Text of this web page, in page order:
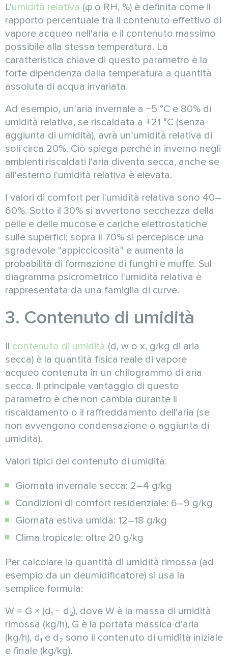
L'umidità relativa (φ o RH, %) è definita come il
rapporto percentuale tra il contenuto effettivo di
vapore acqueo nell'aria e il contenuto massimo
possibile alla stessa temperatura. La
caratteristica chiave di questo parametro è la
forte dipendenza dalla temperatura a quantità
assoluta di acqua invariata.
Ad esempio, un'aria invernale a −5 °C e 80% di
umidità relativa, se riscaldata a +21 °C (senza
aggiunta di umidità), avrà un'umidità relativa di
soli circa 20%. Ciò spiega perché in inverno negli
ambienti riscaldati l'aria diventa secca, anche se
all'esterno l'umidità relativa è elevata.
I valori di comfort per l'umidità relativa sono 40–
60%. Sotto il 30% si avvertono secchezza della
pelle e delle mucose e cariche elettrostatiche
sulle superfici; sopra il 70% si percepisce una
sgradevole "appiccicosità" e aumenta la
probabilità di formazione di funghi e muffe. Sul
diagramma psicrometrico l'umidità relativa è
rappresentata da una famiglia di curve.
3. Contenuto di umidità
Il contenuto di umidità (d, w o x, g/kg di aria
secca) è la quantità fisica reale di vapore
acqueo contenuta in un chilogrammo di aria
secca. Il principale vantaggio di questo
parametro è che non cambia durante il
riscaldamento o il raffreddamento dell'aria (se
non avvengono condensazione o aggiunta di
umidità).
Valori tipici del contenuto di umidità:
Giornata invernale secca: 2–4 g/kg
Condizioni di comfort residenziale: 6–9 g/kg
Giornata estiva umida: 12–18 g/kg
Clima tropicale: oltre 20 g/kg
Per calcolare la quantità di umidità rimossa (ad
esempio da un deumidificatore) si usa la
semplice formula:
W = G × (d₁ − d₂), dove W è la massa di umidità
rimossa (kg/h), G è la portata massica d'aria
(kg/h), d₁ e d₂ sono il contenuto di umidità iniziale
e finale (kg/kg).